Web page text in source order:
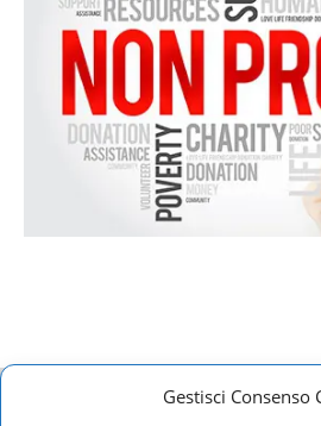
Gestisci Consenso
Privacy Policy